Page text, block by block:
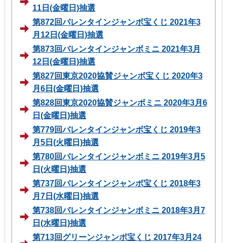
11日(金曜日)抽選
第872回バレンタインジャンボ宝くじ 2021年3
月12日(金曜日)抽選
第873回バレンタインジャンボミニ 2021年3月
12日(金曜日)抽選
第827回東京2020協賛ジャンボ宝くじ 2020年3
月6日(金曜日)抽選
第828回東京2020協賛ジャンボミニ 2020年3月6
日(金曜日)抽選
第779回バレンタインジャンボ宝くじ 2019年3
月5日(火曜日)抽選
第780回バレンタインジャンボミニ 2019年3月5
日(火曜日)抽選
第737回バレンタインジャンボ宝くじ 2018年3
月7日(水曜日)抽選
第738回バレンタインジャンボミニ 2018年3月7
日(水曜日)抽選
第713回グリーンジャンボ宝くじ 2017年3月24